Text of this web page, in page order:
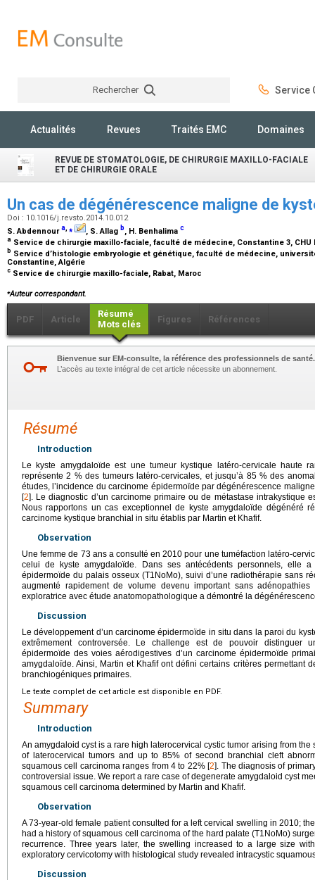
Rechercher Service
Actualités Revues Traités EMC Domaines
REVUE DE STOMATOLOGIE, DE CHIRURGIE MAXILLO-FACIALE
ET DE CHIRURGIE ORALE
Un cas de dégénérescence maligne de
Doi : 10.1016/j.revsto.2014.10.012
S. Abdennoura,⁎ , S. Allag b, H. Benhalima c
a Service de chirurgie maxillo-faciale, faculté de médecine, Constantine 3, CHU
b Service d’histologie embryologie et génétique, faculté de médecine,
Constantine, Algérie
c Service de chirurgie maxillo-faciale, Rabat, Maroc
⁎Auteur correspondant.
PDF Article
Résumé
Mots clés
Figures Références
Bienvenue sur EM-consulte, la référence des professionnels de santé.
L’accès au texte intégral de cet article nécessite un abonnement.
Résumé
Introduction
Le kyste amygdaloïde est une tumeur kystique latéro-cervicale haute
représente 2 % des tumeurs latéro-cervicales, et jusqu’à 85 % des
études, l’incidence du carcinome épidermoïde par dégénérescence
[2]. Le diagnostic d’un carcinome primaire ou de métastase intrakystique
Nous rapportons un cas exceptionnel de kyste amygdaloïde dégénéré
carcinome kystique branchial in situ établis par Martin et Khafif.
Observation
Une femme de 73 ans a consulté en 2010 pour une tuméfaction latéro-
celui de kyste amygdaloïde. Dans ses antécédents personnels, elle
épidermoïde du palais osseux (T1NoMo), suivi d’une radiothérapie sans
augmenté rapidement de volume devenu important sans
exploratrice avec étude anatomopathologique a démontré la
Discussion
Le développement d’un carcinome épidermoïde in situ dans la paroi du
extrêmement controversée. Le challenge est de pouvoir distinguer
épidermoïde des voies aérodigestives d’un carcinome épidermoïde
amygdaloïde. Ainsi, Martin et Khafif ont défini certains critères permettant
branchiogéniques primaires.
Le texte complet de cet article est disponible en PDF.
Summary
Introduction
An amygdaloid cyst is a rare high laterocervical cystic tumor arising from
of laterocervical tumors and up to 85% of second branchial cleft
squamous cell carcinoma ranges from 4 to 22% [2]. The diagnosis of
controversial issue. We report a rare case of degenerate amygdaloid cyst
squamous cell carcinoma determined by Martin and Khafif.
Observation
A 73-year-old female patient consulted for a left cervical swelling in 2010;
had a history of squamous cell carcinoma of the hard palate (T1NoMo)
recurrence. Three years later, the swelling increased to a large size
exploratory cervicotomy with histological study revealed intracystic
Discussion